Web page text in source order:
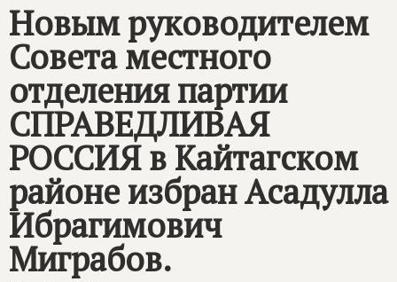
Новым руководителем
Совета местного
отделения партии
СПРАВЕДЛИВАЯ
РОССИЯв Кайтагском
районе избран Асадулла
Ибрагимович
Миграбов.